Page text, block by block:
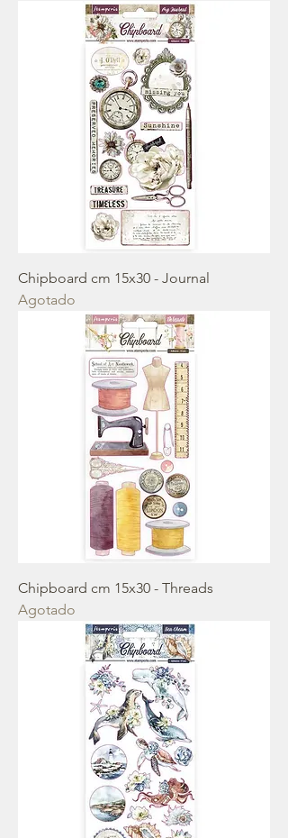
Chipboard cm 15x30 - Journal
Agotado
Chipboard cm 15x30 - Threads
Agotado